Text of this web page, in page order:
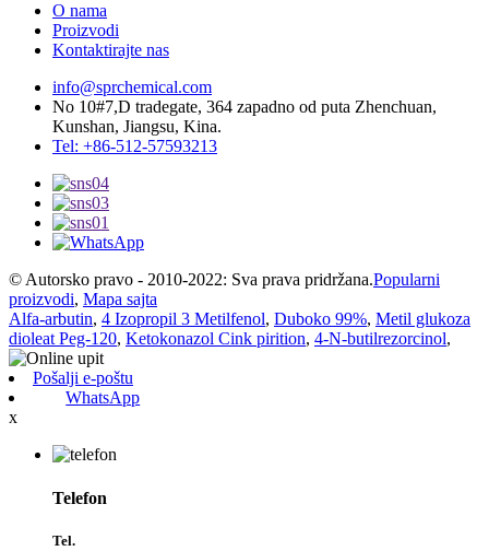
O nama
Proizvodi
Kontaktirajte nas
info@sprchemical.com
No 10#7,D tradegate, 364 zapadno od puta Zhenchuan,
Kunshan, Jiangsu, Kina.
Tel: +86-512-57593213
© Autorsko pravo - 2010-2022: Sva prava pridržana.Popularni
proizvodi, Mapa sajta
Alfa-arbutin, 4 Izopropil 3 Metilfenol, Duboko 99%, Metil glukoza
dioleat Peg-120, Ketokonazol Cink pirition, 4-N-butilrezorcinol,
Pošalji e-poštu
WhatsApp
x
Telefon
Tel.